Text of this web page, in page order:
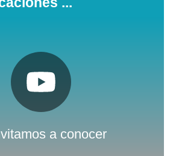
a conocer
Pulsa aquí